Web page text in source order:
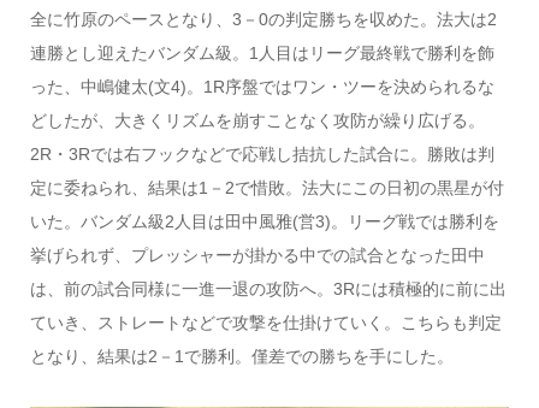
全に竹原のペースとなり、3－0の判定勝ちを収めた。法大は2
連勝とし迎えたバンダム級。1人目はリーグ最終戦で勝利を飾
った、中嶋健太(文4)。1R序盤ではワン・ツーを決められるな
どしたが、大きくリズムを崩すことなく攻防が繰り広げる。
2R・3Rでは右フックなどで応戦し拮抗した試合に。勝敗は判
定に委ねられ、結果は1－2で惜敗。法大にこの日初の黒星が付
いた。バンダム級2人目は田中風雅(営3)。リーグ戦では勝利を
挙げられず、プレッシャーが掛かる中での試合となった田中
は、前の試合同様に一進一退の攻防へ。3Rには積極的に前に出
ていき、ストレートなどで攻撃を仕掛けていく。こちらも判定
となり、結果は2－1で勝利。僅差での勝ちを手にした。